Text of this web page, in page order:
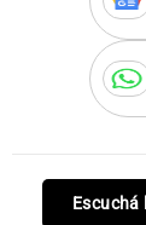
Escuchá